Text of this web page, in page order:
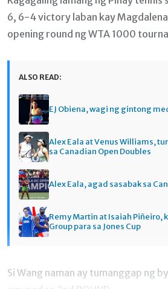
6, 6-4 victory laban kay Magdalena
opening round ng WTA 1000
ALSO READ:
EJ Obiena, wagi ng gintong
Alex Eala at Venus Williams,
sa Canadian Open Doubles
Alex Eala, agad sasabak sa
Remy Martin at Isaiah Piñeiro,
Group para sa Jones Cup
Si Wang naman ay tumanggap ng